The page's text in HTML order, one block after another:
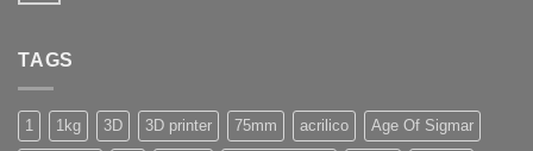
TAGS
1 1kg 3D 3D printer 75mm acrilico Age Of Sigmar